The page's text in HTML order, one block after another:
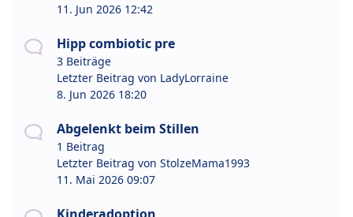
11. Jun 2026 12:42
Hipp combiotic pre
3 Beiträge
Letzter Beitrag von LadyLorraine
8. Jun 2026 18:20
Abgelenkt beim Stillen
1 Beitrag
Letzter Beitrag von StolzeMama1993
11. Mai 2026 09:07